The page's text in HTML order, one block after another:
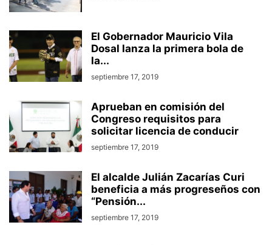
El Gobernador Mauricio Vila
Dosal lanza la primera bola de
la...
septiembre 17, 2019
Aprueban en comisión del
Congreso requisitos para
solicitar licencia de conducir
septiembre 17, 2019
El alcalde Julián Zacarías Curi
beneficia a más progreseños con
“Pensión...
septiembre 17, 2019